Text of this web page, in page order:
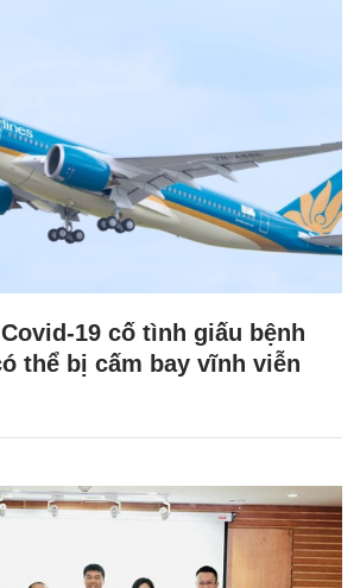
19 cố tình giấu bệnh
thể bị cấm bay vĩnh viễn